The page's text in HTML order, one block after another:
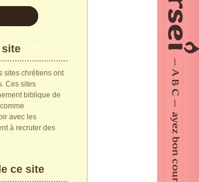
sites chrétiens ont
Ces sites
biblique de
avec les
à recruter des
ce site